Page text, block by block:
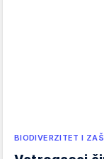
BIODIVERZITET I